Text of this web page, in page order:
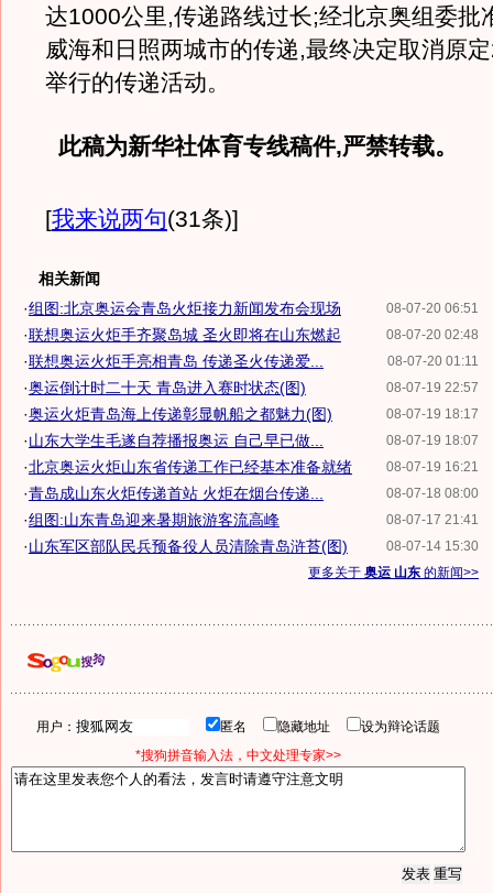
达1000公里,传递路线过长;经北京奥组委批
威海和日照两城市的传递,最终决定取消原
举行的传递活动。
此稿为新华社体育专线稿件,严禁转载。
[我来说两句(31条)]
相关新闻
08-07-20 06:51
·组图:北京奥运会青岛火炬接力新闻发布会现场
08-07-20 02:48
·联想奥运火炬手齐聚岛城 圣火即将在山东燃起
08-07-20 01:11
·联想奥运火炬手亮相青岛 传递圣火传递爱...
08-07-19 22:57
·奥运倒计时二十天 青岛进入赛时状态(图)
08-07-19 18:17
·奥运火炬青岛海上传递彰显帆船之都魅力(图)
08-07-19 18:07
·山东大学生毛遂自荐播报奥运 自己早已做...
08-07-19 16:21
·北京奥运火炬山东省传递工作已经基本准备就绪
08-07-18 08:00
·青岛成山东火炬传递首站 火炬在烟台传递...
08-07-17 21:41
·组图:山东青岛迎来暑期旅游客流高峰
08-07-14 15:30
·山东军区部队民兵预备役人员清除青岛浒苔(图)
更多关于 奥运 山东 的新闻>>
用户： 匿名 隐藏地址
设为辩论话题
*搜狗拼音输入法，中文处理专家>>